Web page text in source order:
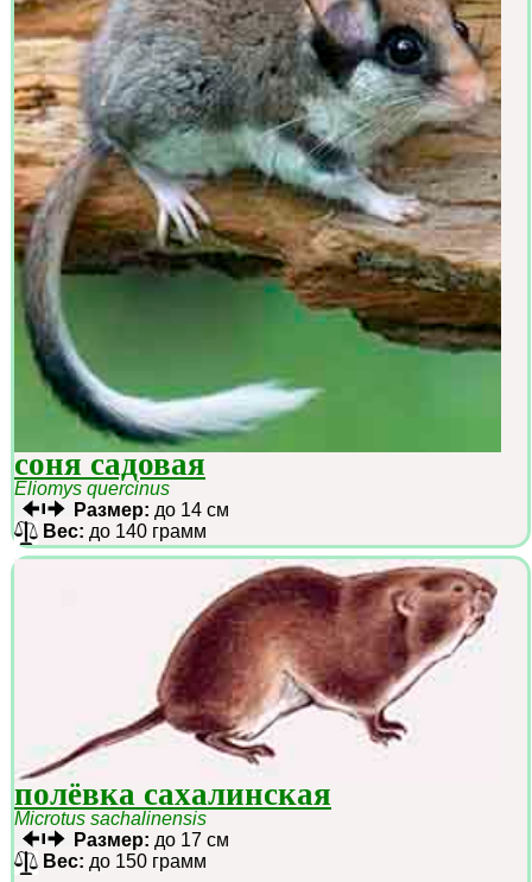
соня садовая
Eliomys quercinus
Размер: до 14 см
Вес: до 140 грамм
полёвка сахалинская
Microtus sachalinensis
Размер: до 17 см
Вес: до 150 грамм